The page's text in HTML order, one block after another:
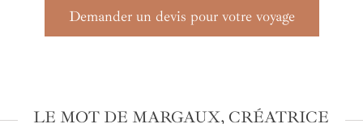
Demander un devis pour votre voyage
LE MOT DE MARGAUX, CRÉATRICE